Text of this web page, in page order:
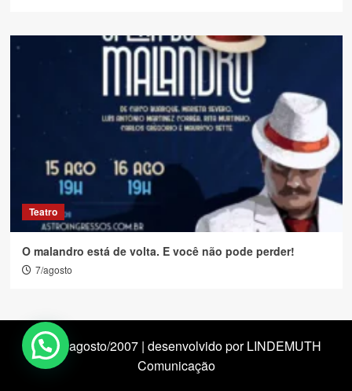
Teatro
O malandro está de volta. E você não pode perder!
7/agosto
desde agosto/2007 | desenvolvido por LINDEMUTH
Comunicação